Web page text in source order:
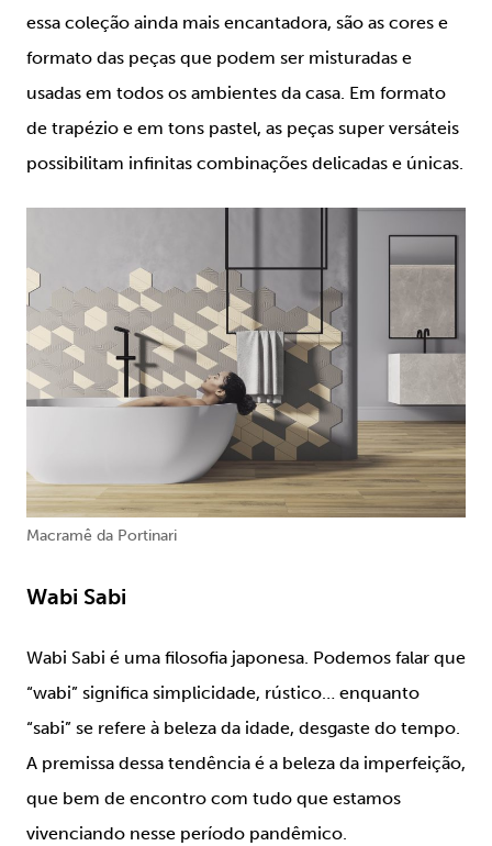
essa coleção ainda mais encantadora, são as cores e
formato das peças que podem ser misturadas e
usadas em todos os ambientes da casa. Em formato
de trapézio e em tons pastel, as peças super versáteis
possibilitam infinitas combinações delicadas e únicas.
Macramê da Portinari
Wabi Sabi
Wabi Sabi é uma filosofia japonesa. Podemos falar que
“wabi” significa simplicidade, rústico… enquanto
“sabi” se refere à beleza da idade, desgaste do tempo.
A premissa dessa tendência é a beleza da imperfeição,
que bem de encontro com tudo que estamos
vivenciando nesse período pandêmico.